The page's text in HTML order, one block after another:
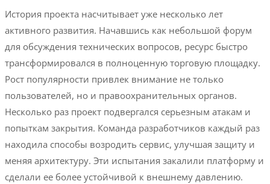
История проекта насчитывает уже несколько лет
активного развития. Начавшись как небольшой форум
для обсуждения технических вопросов, ресурс быстро
трансформировался в полноценную торговую площадку.
Рост популярности привлек внимание не только
пользователей, но и правоохранительных органов.
Несколько раз проект подвергался серьезным атакам и
попыткам закрытия. Команда разработчиков каждый раз
находила способы возродить сервис, улучшая защиту и
меняя архитектуру. Эти испытания закалили платформу и
сделали ее более устойчивой к внешнему давлению.